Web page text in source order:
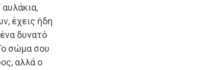
έχεις ήδη
δυνατό
σώμα σου
αλλά ο